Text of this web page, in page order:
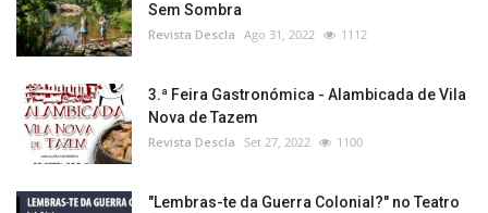
Sem Sombra
Revista Descla Ago 31, 2022 1112
3.ª Feira Gastronómica - Alambicada de Vila
Nova de Tazem
Revista Descla Set 27, 2022 1100
"Lembras-te da Guerra Colonial?" no Teatro